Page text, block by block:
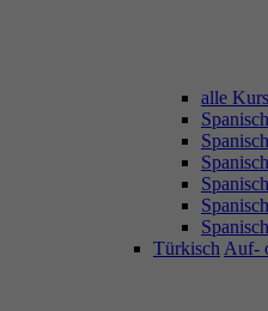
alle
Türkisch Auf-